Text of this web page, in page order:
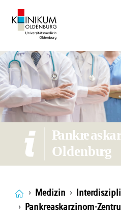
Medizin
Pankreaskarzinom-